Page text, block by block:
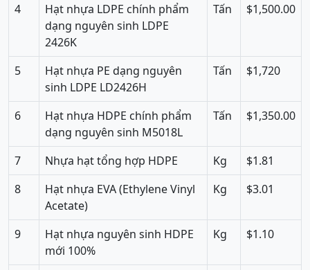
4
Hạt nhựa LDPE chính phẩm
dạng nguyên sinh LDPE
2426K
Tấn $1,500.00
5
Hạt nhựa PE dạng nguyên
sinh LDPE LD2426H
Tấn $1,720
6
Hạt nhựa HDPE chính phẩm
dạng nguyên sinh M5018L
Tấn $1,350.00
7 Nhựa hạt tổng hợp HDPE Kg
$1.81
8
Hạt nhựa EVA (Ethylene Vinyl
Acetate)
Kg $3.01
9
Hạt nhựa nguyên sinh HDPE
mới 100%
Kg $1.10